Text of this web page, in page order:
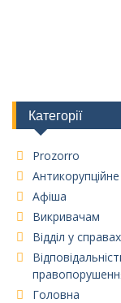
Категорії
Prozorro
Афіша
Викривачам
Відділ у
Головна